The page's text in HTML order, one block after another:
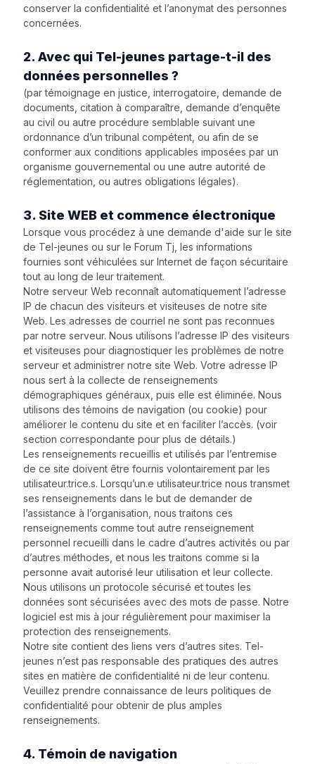
conserver la confidentialité et l’anonymat des personnes
concernées.
2. Avec qui Tel-jeunes partage-t-il des
données personnelles ?
(par témoignage en justice, interrogatoire, demande de
documents, citation à comparaître, demande d’enquête
au civil ou autre procédure semblable suivant une
ordonnance d’un tribunal compétent, ou afin de se
conformer aux conditions applicables imposées par un
organisme gouvernemental ou une autre autorité de
réglementation, ou autres obligations légales).
3. Site WEB et commence électronique
Lorsque vous procédez à une demande d'aide sur le site
de Tel-jeunes ou sur le Forum Tj, les informations
fournies sont véhiculées sur Internet de façon sécuritaire
tout au long de leur traitement.
Notre serveur Web reconnaît automatiquement l’adresse
IP de chacun des visiteurs et visiteuses de notre site
Web. Les adresses de courriel ne sont pas reconnues
par notre serveur. Nous utilisons l’adresse IP des visiteurs
et visiteuses pour diagnostiquer les problèmes de notre
serveur et administrer notre site Web. Votre adresse IP
nous sert à la collecte de renseignements
démographiques généraux, puis elle est éliminée. Nous
utilisons des témoins de navigation (ou cookie) pour
améliorer le contenu du site et en faciliter l’accès. (voir
section correspondante pour plus de détails.)
Les renseignements recueillis et utilisés par l’entremise
de ce site doivent être fournis volontairement par les
utilisateur.trice.s. Lorsqu’un.e utilisateur.trice nous transmet
ses renseignements dans le but de demander de
l’assistance à l’organisation, nous traitons ces
renseignements comme tout autre renseignement
personnel recueilli dans le cadre d’autres activités ou par
d’autres méthodes, et nous les traitons comme si la
personne avait autorisé leur utilisation et leur collecte.
Nous utilisons un protocole sécurisé et toutes les
données sont sécurisées avec des mots de passe. Notre
logiciel est mis à jour régulièrement pour maximiser la
protection des renseignements.
Notre site contient des liens vers d’autres sites. Tel-
jeunes n’est pas responsable des pratiques des autres
sites en matière de confidentialité ni de leur contenu.
Veuillez prendre connaissance de leurs politiques de
confidentialité pour obtenir de plus amples
renseignements.
4. Témoin de navigation